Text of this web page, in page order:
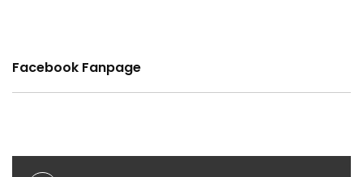
Facebook Fanpage